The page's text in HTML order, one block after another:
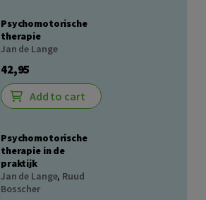
Psychomotorische
therapie
Jan de Lange
42,95
Add to cart
Psychomotorische
therapie in de
praktijk
Jan de Lange, Ruud
Bosscher